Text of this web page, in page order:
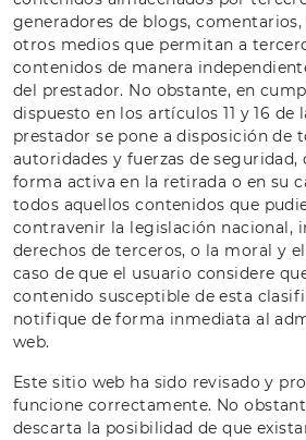
generadores de blogs, comentarios,
otros medios que permitan a
contenidos de manera
del prestador. No obstante, en
dispuesto en los artículos 11 y 16 de
prestador se pone a disposición de
autoridades y fuerzas de seguridad,
forma activa en la retirada o en su
todos aquellos contenidos que
contravenir la legislación nacional,
derechos de terceros, o la moral y
caso de que el usuario considere
contenido susceptible de esta
notifique de forma inmediata al
web.
Este sitio web ha sido revisado y
funcione correctamente. No
descarta la posibilidad de que